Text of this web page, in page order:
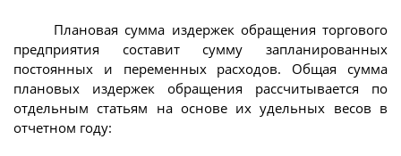
Плановая сумма издержек обращения торгового
предприятия составит сумму запланированных
постоянных и переменных расходов. Общая сумма
плановых издержек обращения рассчитывается по
отдельным статьям на основе их удельных весов в
отчетном году: